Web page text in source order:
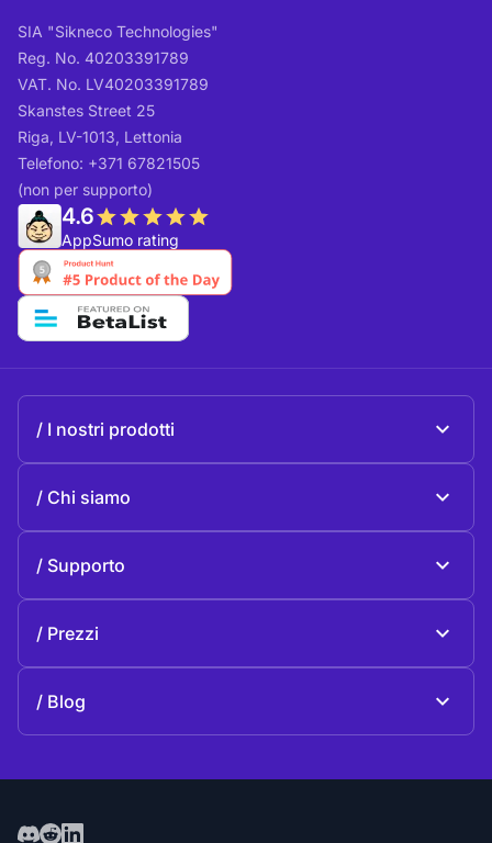
SIA "Sikneco Technologies"
Reg. No. 40203391789
VAT. No. LV40203391789
Skanstes Street 25
Riga, LV-1013, Lettonia
Telefono: +371 67821505
(non per supporto)
4.6
AppSumo rating
I nostri prodotti
Chi siamo
Storia
Supporto
Contatti
Prezzi
Blog